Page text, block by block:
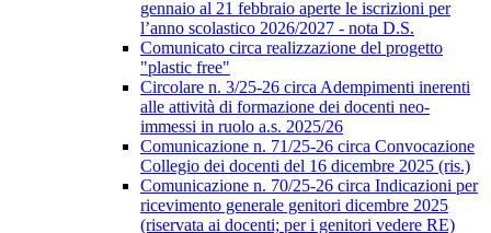
gennaio al 21 febbraio aperte le iscrizioni per
l’anno scolastico 2026/2027 - nota D.S.
Comunicato circa realizzazione del progetto
"plastic free"
Circolare n. 3/25-26 circa Adempimenti inerenti
alle attività di formazione dei docenti neo-
immessi in ruolo a.s. 2025/26
Comunicazione n. 71/25-26 circa Convocazione
Collegio dei docenti del 16 dicembre 2025 (ris.)
Comunicazione n. 70/25-26 circa Indicazioni per
ricevimento generale genitori dicembre 2025
(riservata ai docenti; per i genitori vedere RE)